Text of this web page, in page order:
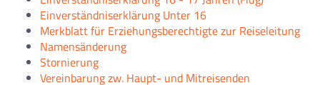
Einverständniserklärung Unter 16
Merkblatt für Erziehungsberechtigte zur Reiseleitung
Namensänderung
Stornierung
Vereinbarung zw. Haupt- und Mitreisenden